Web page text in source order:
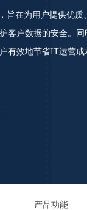
旨在为用户提供优
客户数据的安全。
有效地节省IT运营
产品功能